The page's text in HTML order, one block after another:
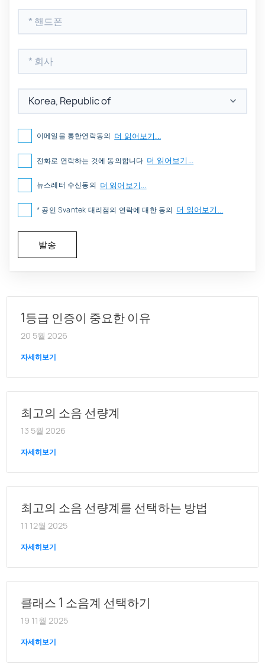
이메일을 통한연락동의 더 읽어보기...
전화로 연락하는 것에 동의합니다 더 읽어보기...
뉴스레터 수신동의 더 읽어보기...
* 공인 Svantek 대리점의 연락에 대한 동의 더 읽어보기...
1등급 인증이 중요한 이유
20 5월 2026
자세히보기
최고의 소음 선량계
13 5월 2026
자세히보기
최고의 소음 선량계를 선택하는 방법
11 12월 2025
자세히보기
클래스 1 소음계 선택하기
19 11월 2025
자세히보기